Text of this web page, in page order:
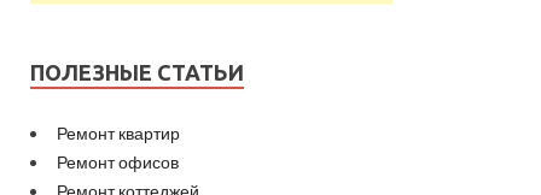
ПОЛЕЗНЫЕ СТАТЬИ
Ремонт квартир
Ремонт офисов